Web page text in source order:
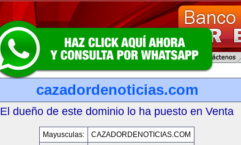
cazadordenoticias.com
El dueño de este dominio lo ha puesto en Venta
Mayusculas:
CAZADORDENOTICIAS.COM